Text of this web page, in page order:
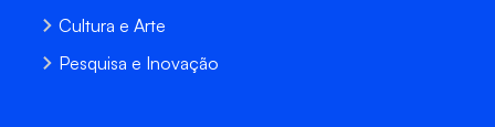
Cultura e Arte
Pesquisa e Inovação